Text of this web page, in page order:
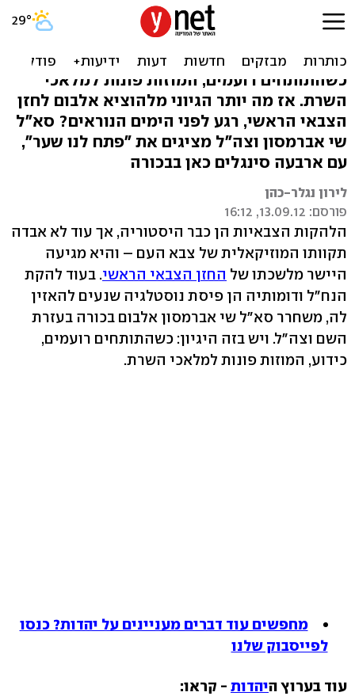
עוד חזן למועד: אלבום בכורה
לחזן הצבאי הראשי
כשהתותחים רועמים, המוזות פונות למלאכי
השרת. אז מה יותר הגיוני מלהוציא אלבום לחזן
הצבאי הראשי, רגע לפני הימים הנוראים? סא"ל
שי אברמסון וצה"ל מציגים את "פתח לנו שער",
עם ארבעה סינגלים כאן בבכורה
לירון נגלר-כהן
פורסם: 13.09.12, 16:12
הלהקות הצבאיות הן כבר היסטוריה, אך עוד לא אבדה
תקוותו המוזיקאלית של צבא העם – והיא מגיעה
היישר מלשכתו של החזן הצבאי הראשי. בעוד להקת
הנח"ל ודומותיה הן פיסת נוסטלגיה שנעים להאזין
לה, משחרר סא"ל שי אברמסון אלבום בכורה בעזרת
השם וצה"ל. ויש בזה היגיון: כשהתותחים רועמים,
כידוע, המוזות פונות למלאכי השרת.
מחפשים עוד דברים מעניינים על יהדות? כנסו
לפייסבוק שלנו
עוד בערוץ היהדות - קראו: